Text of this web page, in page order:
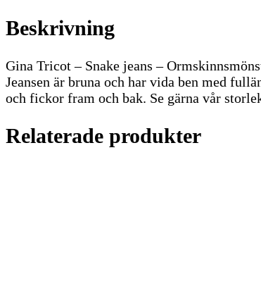
Beskrivning
Gina Tricot – Snake jeans –
Jeansen är bruna och har vida ben med
och fickor fram och bak. Se gärna vår
Relaterade produkter